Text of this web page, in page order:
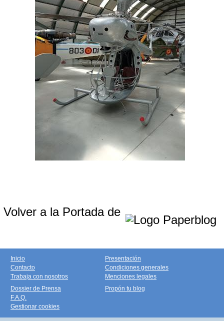
Volver a la Portada de
Inicio
Contacto
Trabaja con nosotros
Presentación
Condiciones generales
Menciones legales
Dossier de Prensa
F.A.Q.
Gestionar cookies
Propón tu blog